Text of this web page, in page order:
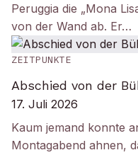
Peruggia die „Mona
von der Wand ab. Er…
ZEITPUNKTE
Abschied von der
17. Juli 2026
Kaum jemand konnte
Montagabend ahnen,